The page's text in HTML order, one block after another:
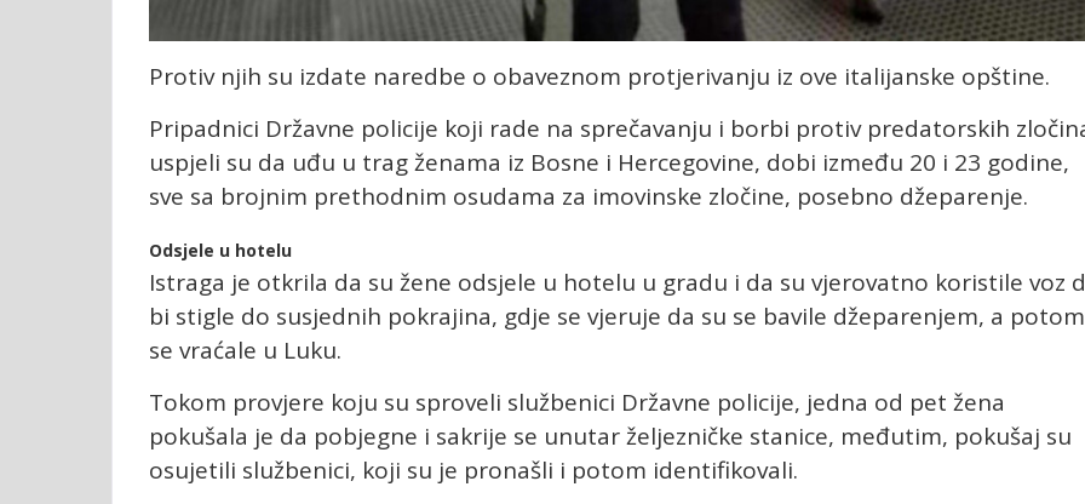
Protiv njih su izdate naredbe o obaveznom protjerivanju iz ove italijanske opštine.
Pripadnici Državne policije koji rade na sprečavanju i borbi protiv predatorskih
uspjeli su da uđu u trag ženama iz Bosne i Hercegovine, dobi između 20 i 23 godine,
sve sa brojnim prethodnim osudama za imovinske zločine, posebno džeparenje.
Odsjele u hotelu
Istraga je otkrila da su žene odsjele u hotelu u gradu i da su vjerovatno koristile voz
bi stigle do susjednih pokrajina, gdje se vjeruje da su se bavile džeparenjem, a potom
se vraćale u Luku.
Tokom provjere koju su sproveli službenici Državne policije, jedna od pet žena
pokušala je da pobjegne i sakrije se unutar željezničke stanice, međutim, pokušaj su
osujetili službenici, koji su je pronašli i potom identifikovali.